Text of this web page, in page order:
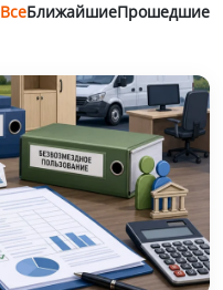
ВсеБлижайшиеПрошедшие